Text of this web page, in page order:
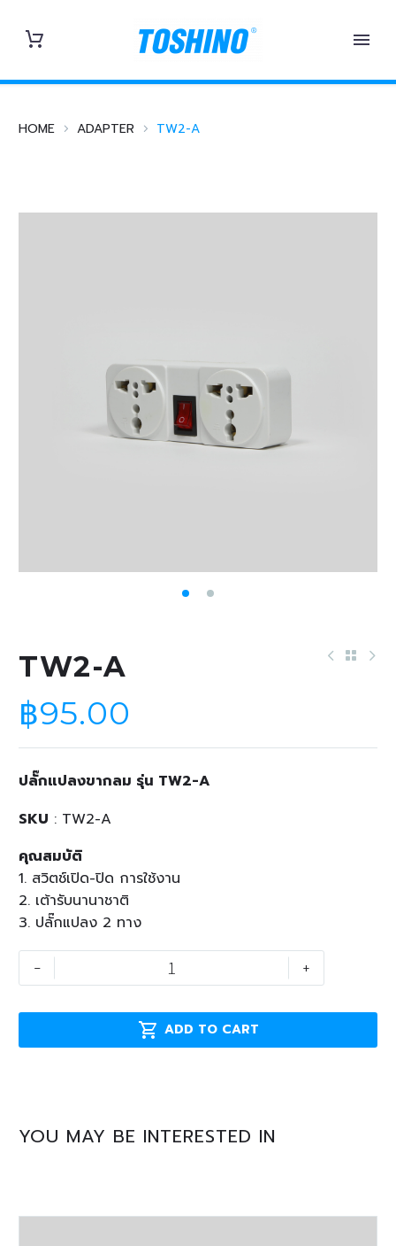
HOME ADAPTER TW2-A
TW2-A
฿95.00
ปลั๊กแปลงขากลม รุ่น TW2-A
SKU : TW2-A
คุณสมบัติ
1. สวิตช์เปิด-ปิด การใช้งาน
2. เต้ารับนานาชาติ
3. ปลั๊กแปลง 2 ทาง
-
TW2-
A
+
 ADD TO CART
YOU MAY BE INTERESTED IN